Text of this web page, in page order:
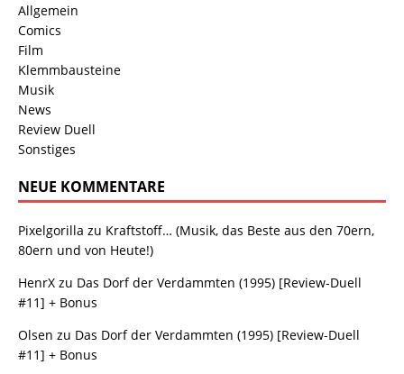
Allgemein
Comics
Film
Klemmbausteine
Musik
News
Review Duell
Sonstiges
NEUE KOMMENTARE
Pixelgorilla zu Kraftstoff… (Musik, das Beste aus den 70ern,
80ern und von Heute!)
HenrX zu Das Dorf der Verdammten (1995) [Review-Duell
#11] + Bonus
Olsen zu Das Dorf der Verdammten (1995) [Review-Duell
#11] + Bonus